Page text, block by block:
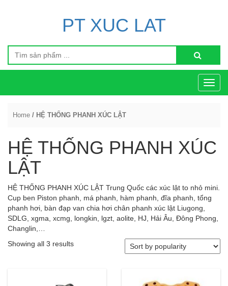
PT XUC LAT
Home / HỆ THỐNG PHANH XÚC LẬT
HỆ THỐNG PHANH XÚC
LẬT
HỆ THỐNG PHANH XÚC LẬT Trung Quốc các xúc lật to nhỏ mini.
Cup ben Piston phanh, má phanh, hàm phanh, đĩa phanh, tổng
phanh hơi, bàn đạp van chia hơi chân phanh xúc lật Liugong,
SDLG, xgma, xcmg, longkin, lgzt, aolite, HJ, Hải Âu, Đông Phong,
Changlin,…
Showing all 3 results